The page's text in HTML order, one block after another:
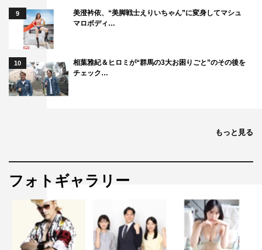
9
美澄衿依、“美脚戦士えりいちゃん”に変身してマシュ
マロボディ…
10
相葉雅紀＆ヒロミが“群馬の3大お困りごと”のその後を
チェック…
もっと見る
フォトギャラリー